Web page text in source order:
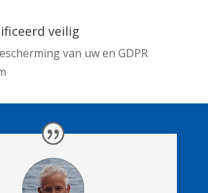
veilig
van uw en GDPR